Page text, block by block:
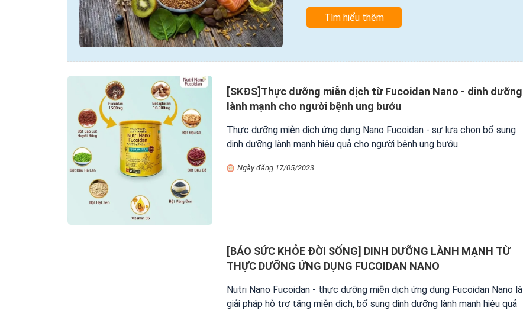
riêng cho người bệnh.
Tìm hiểu thêm
[SKĐS]Thực dưỡng miễn dịch từ Fucoidan Nano - dinh dưỡng
lành mạnh cho người bệnh ung bướu
Thực dưỡng miễn dịch ứng dụng Nano Fucoidan - sự lựa chọn bổ sung
dinh dưỡng lành mạnh hiệu quả cho người bệnh ung bướu.
Ngày đăng 17/05/2023
[BÁO SỨC KHỎE ĐỜI SỐNG] DINH DƯỠNG LÀNH MẠNH TỪ
THỰC DƯỠNG ỨNG DỤNG FUCOIDAN NANO
Nutri Nano Fucoidan - thực dưỡng miễn dịch ứng dụng Fucoidan Nano là
giải pháp hỗ trợ tăng miễn dịch, bổ sung dinh dưỡng lành mạnh hiệu quả